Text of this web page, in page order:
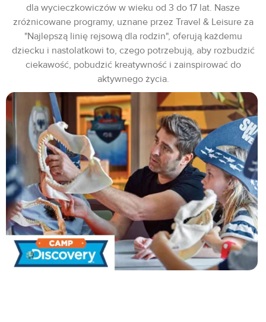
dla wycieczkowiczów w wieku od 3 do 17 lat. Nasze
zróżnicowane programy, uznane przez Travel & Leisure za
"Najlepszą linię rejsową dla rodzin", oferują każdemu
dziecku i nastolatkowi to, czego potrzebują, aby rozbudzić
ciekawość, pobudzić kreatywność i zainspirować do
aktywnego życia.